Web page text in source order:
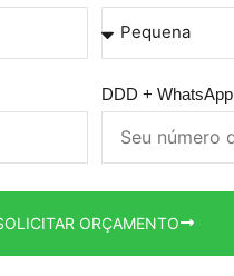
DDD + WhatsApp
ORÇAMENTO